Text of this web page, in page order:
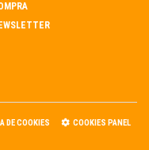
DE COOKIES COOKIES PANEL